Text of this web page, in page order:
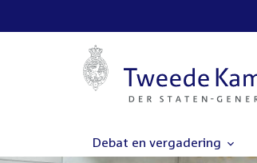
Debat en vergadering